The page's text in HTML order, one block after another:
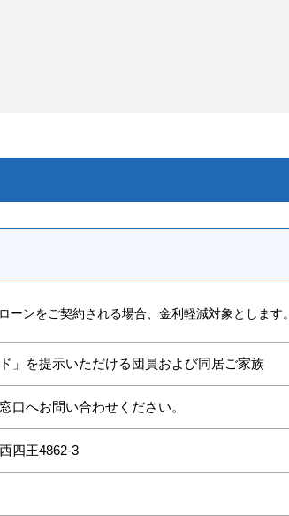
ーンをご契約される場合、金利軽減対象とします。
ド」を提示いただける団員および同居ご家族
口へお問い合わせください。
四王4862-3